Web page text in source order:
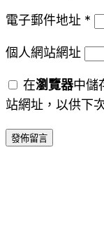
電子郵件地址 *
個人網站網址
在瀏覽器中儲
站網址，以供下